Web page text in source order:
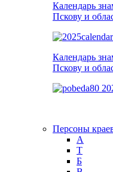
Календарь
Пскову и
Календарь
Пскову и
Персоны
А
T
Б